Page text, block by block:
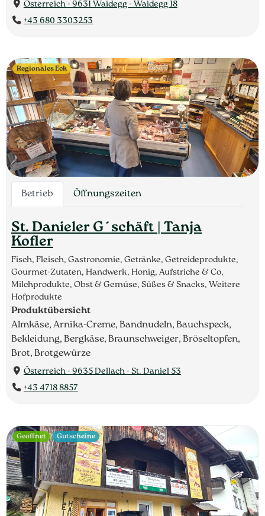
Österreich - 9631 Waidegg - Waidegg 18
+43 680 3303253
Betrieb Öffnungszeiten
St. Danieler G´schäft | Tanja
Kofler
Fisch, Fleisch, Gastronomie, Getränke, Getreideprodukte,
Gourmet-Zutaten, Handwerk, Honig, Aufstriche & Co,
Milchprodukte, Obst & Gemüse, Süßes & Snacks, Weitere
Hofprodukte
Produktübersicht
Almkäse, Arnika-Creme, Bandnudeln, Bauchspeck,
Bekleidung, Bergkäse, Braunschweiger, Bröseltopfen,
Brot, Brotgewürze
Österreich - 9635 Dellach - St. Daniel 53
+43 4718 8857
Regionales Eck
Geöffnet Gutscheine